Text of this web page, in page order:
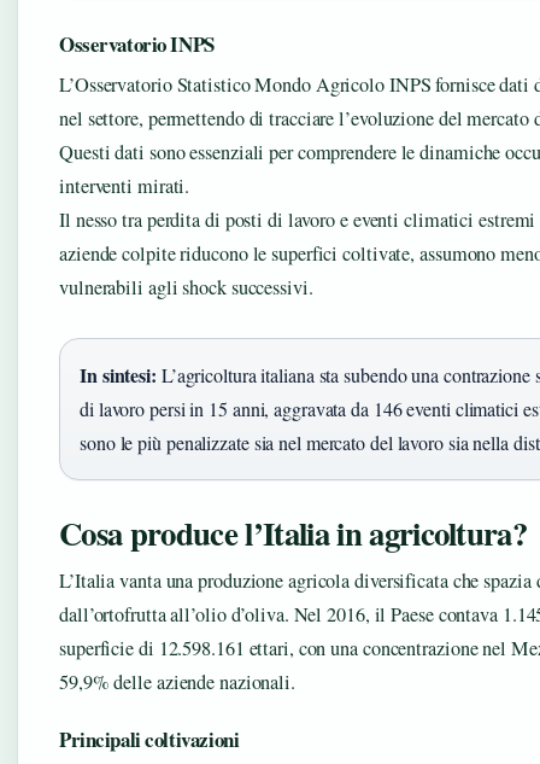
Osservatorio INPS
L’Osservatorio Statistico Mondo Agricolo INPS fornisce dati
nel settore, permettendo di tracciare l’evoluzione del
Questi dati sono essenziali per comprendere le dinamiche
interventi mirati.
Il nesso tra perdita di posti di lavoro e eventi climatici estremi
aziende colpite riducono le superfici coltivate, assumono
vulnerabili agli shock successivi.
In sintesi: L’agricoltura italiana sta subendo una
di lavoro persi in 15 anni, aggravata da 146 eventi climatici
sono le più penalizzate sia nel mercato del lavoro sia nella
Cosa produce l’Italia in agricoltura?
L’Italia vanta una produzione agricola diversificata che
dall’ortofrutta all’olio d’oliva. Nel 2016, il Paese contava
superficie di 12.598.161 ettari, con una concentrazione nel
59,9% delle aziende nazionali.
Principali coltivazioni